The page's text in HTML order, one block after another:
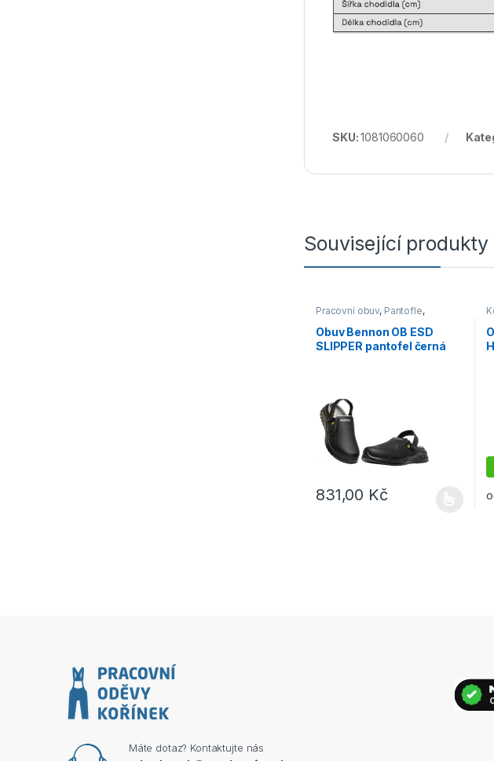
SKU:1081060060
Související produkty
Pracovní obuv, Pantofle,
Obuv Bennon OB ESD
SLIPPER pantofel černá
831,00 Kč
Máte dotaz? Kontaktujte nás